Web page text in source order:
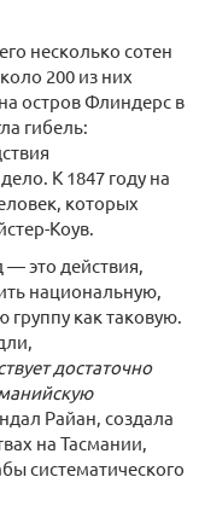
несколько сотен
200 из них
остров Флиндерс в
гибель:
К 1847 году на
которых
Коув.
это действия,
национальную,
группу как таковую.
достаточно
Райан, создала
на Тасмании,
систематического